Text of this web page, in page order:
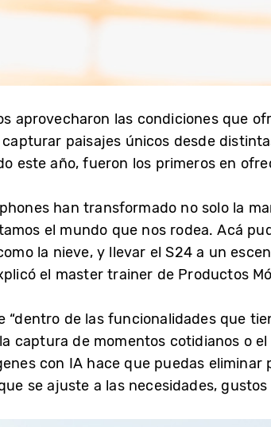
aprovecharon las condiciones que
paisajes únicos desde
este año, fueron los primeros en
han transformado no solo la
el mundo que nos rodea. Acá
la nieve, y llevar el S24 a un
el master trainer de Productos
“dentro de las funcionalidades que
captura de momentos cotidianos o
con IA hace que puedas
se ajuste a las necesidades,